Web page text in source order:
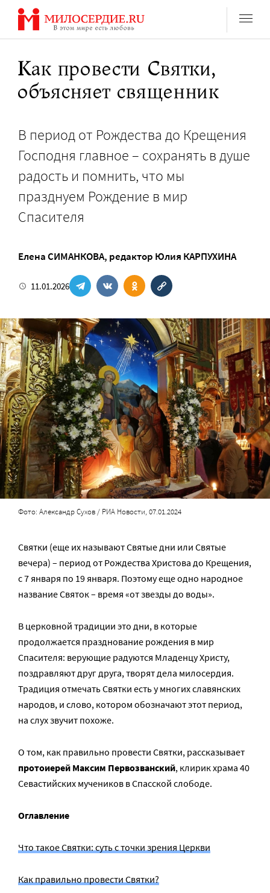
Перейти
содержанию
Как провести Святки,
объясняет священник
В период от Рождества до Крещения
Господня главное – сохранять в душе
радость и помнить, что мы
празднуем Рождение в мир
Спасителя
Елена СИМАНКОВА, редактор Юлия КАРПУХИНА
11.01.2026
Фото: Александр Сухов / РИА Новости, 07.01.2024
Святки (еще их называют Святые дни или Святые
вечера) – период от Рождества Христова до Крещения,
с 7 января по 19 января. Поэтому еще одно народное
название Святок – время «от звезды до воды».
В церковной традиции это дни, в которые
продолжается празднование рождения в мир
Спасителя: верующие радуются Младенцу Христу,
поздравляют друг друга, творят дела милосердия.
Традиция отмечать Святки есть у многих славянских
народов, и слово, котором обозначают этот период,
на слух звучит похоже.
О том, как правильно провести Святки, рассказывает
протоиерей Максим Первозванский, клирик храма 40
Севастийских мучеников в Спасской слободе.
Оглавление
Что такое Святки: суть с точки зрения Церкви
Как правильно провести Святки?